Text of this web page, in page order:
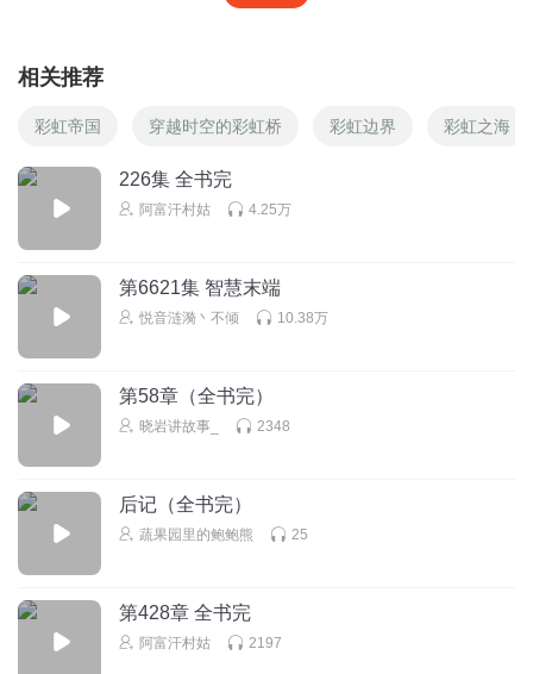
相关推荐
彩虹帝国 穿越时空的彩虹桥 彩虹边界 彩虹之海
226集 全书完
阿富汗村姑 4.25万
第6621集 智慧末端
悦音涟漪丶不倾 10.38万
第58章（全书完）
晓岩讲故事_ 2348
后记（全书完）
蔬果园里的鲍鲍熊 25
第428章 全书完
阿富汗村姑 2197